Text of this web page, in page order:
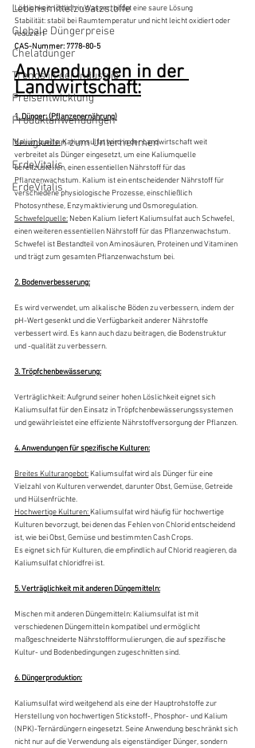
Lebensmittelzusatzstoffe
Globale Düngerpreise
Chelatdünger
Trends in der Industrie
Preisentwicklung
Produktanwendungen
Neuigkeiten zum Unternehmen
ErdeVitalis
ErdeVitalis
Löslichkeit: löslich in Wasser, bildet eine saure Lösung
Stabilität: stabil bei Raumtemperatur und nicht leicht oxidiert oder
reduziert
CAS-Nummer: 7778-80-5
Anwendungen in der
Landwirtschaft:
1. Dünger: (Pflanzenernährung)
Kaliumquelle: Kaliumsulfat wird in der Landwirtschaft weit
verbreitet als Dünger eingesetzt, um eine Kaliumquelle
bereitzustellen, einen essentiellen Nährstoff für das
Pflanzenwachstum. Kalium ist ein entscheidender Nährstoff für
verschiedene physiologische Prozesse, einschließlich
Photosynthese, Enzymaktivierung und Osmoregulation.
Schwefelquelle: Neben Kalium liefert Kaliumsulfat auch Schwefel,
einen weiteren essentiellen Nährstoff für das Pflanzenwachstum.
Schwefel ist Bestandteil von Aminosäuren, Proteinen und Vitaminen
und trägt zum gesamten Pflanzenwachstum bei.
2. Bodenverbesserung:
Es wird verwendet, um alkalische Böden zu verbessern, indem der
pH-Wert gesenkt und die Verfügbarkeit anderer Nährstoffe
verbessert wird. Es kann auch dazu beitragen, die Bodenstruktur
und -qualität zu verbessern.
3. Tröpfchenbewässerung:
Verträglichkeit: Aufgrund seiner hohen Löslichkeit eignet sich
Kaliumsulfat für den Einsatz in Tröpfchenbewässerungssystemen
und gewährleistet eine effiziente Nährstoffversorgung der Pflanzen.
4. Anwendungen für spezifische Kulturen:
Breites Kulturangebot: Kaliumsulfat wird als Dünger für eine
Vielzahl von Kulturen verwendet, darunter Obst, Gemüse, Getreide
und Hülsenfrüchte.
Hochwertige Kulturen: Kaliumsulfat wird häufig für hochwertige
Kulturen bevorzugt, bei denen das Fehlen von Chlorid entscheidend
ist, wie bei Obst, Gemüse und bestimmten Cash Crops.
Es eignet sich für Kulturen, die empfindlich auf Chlorid reagieren, da
Kaliumsulfat chloridfrei ist.
5. Verträglichkeit mit anderen Düngemitteln:
Mischen mit anderen Düngemitteln: Kaliumsulfat ist mit
verschiedenen Düngemitteln kompatibel und ermöglicht
maßgeschneiderte Nährstoffformulierungen, die auf spezifische
Kultur- und Bodenbedingungen zugeschnitten sind.
6. Düngerproduktion:
Kaliumsulfat wird weitgehend als eine der Hauptrohstoffe zur
Herstellung von hochwertigen Stickstoff-, Phosphor- und Kalium
(NPK)-Ternärdüngern eingesetzt. Seine Anwendung beschränkt sich
nicht nur auf die Verwendung als eigenständiger Dünger, sondern